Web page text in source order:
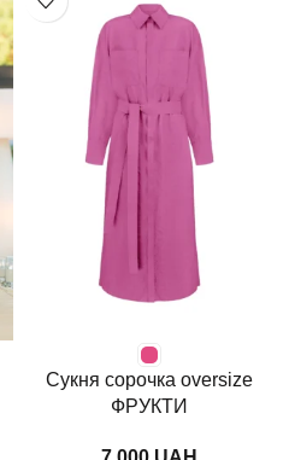
Сукня сорочка oversize
ФРУКТИ